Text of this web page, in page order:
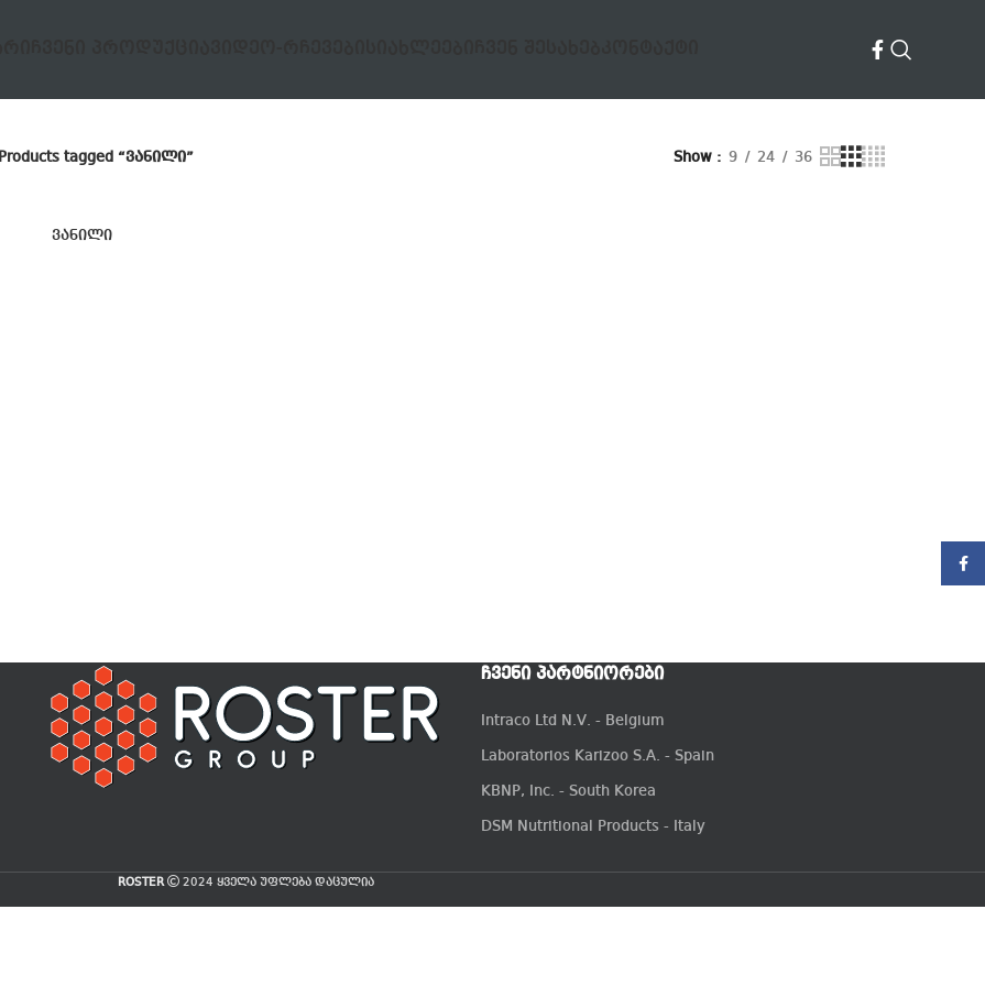
Products tagged “ვანილი” Show 9 24 36
ვანილი
ᲩᲕᲔᲜᲘ ᲞᲐᲠᲢᲜᲘᲝᲠᲔᲑᲘ
Intraco Ltd N.V. - Belgium
Laboratorios Karizoo S.A. - Spain
KBNP, Inc. - South Korea
DSM Nutritional Products - Italy
ROSTER 2024 ყველა უფლება დაცულია